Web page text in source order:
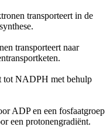
transporteert in de
transporteert naar
tot NADPH met behulp
ADP en een fosfaatgroep
een protonengradiënt.